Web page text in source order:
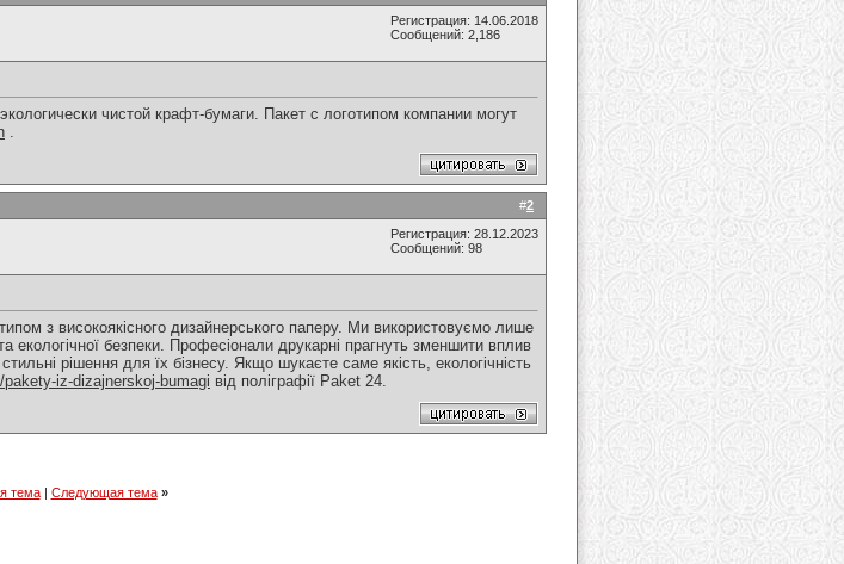
Регистрация: 14.06.2018
Сообщений: 2,186
чистой крафт-бумаги. Пакет с логотипом компании могут
.
#2
Регистрация: 28.12.2023
Сообщений: 98
з високоякісного дизайнерського паперу. Ми використовуємо лише
екологічної безпеки. Професіонали друкарні прагнуть зменшити вплив
рішення для їх бізнесу. Якщо шукаєте саме якість, екологічність
iz-dizajnerskoj-bumagi від поліграфії Paket 24.
тема| Следующая тема »